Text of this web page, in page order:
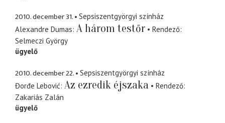
2010. december 31.
Sepsiszentgyörgyi színház
Alexandre Dumas A három testőr
Rendező
Selmeczi György
ügyelő
2010. december 22.
Sepsiszentgyörgyi színház
Đorđe Lebović Az ezredik éjszaka
Rendező
Zakariás Zalán
ügyelő